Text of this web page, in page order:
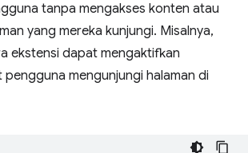
tanpa mengakses konten atau
yang mereka kunjungi. Misalnya,
ekstensi dapat mengaktifkan
mengunjungi halaman di